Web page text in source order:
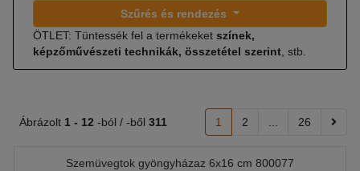
Szűrés és rendezés
ÖTLET: Tüntessék fel a termékeket színek,
képzőművészeti technikák, összetétel szerint , stb.
Ábrázolt 1 - 12 -ból / -ből 311 1 2 26
Szemüvegtok gyöngyházaz 6x16 cm 800077